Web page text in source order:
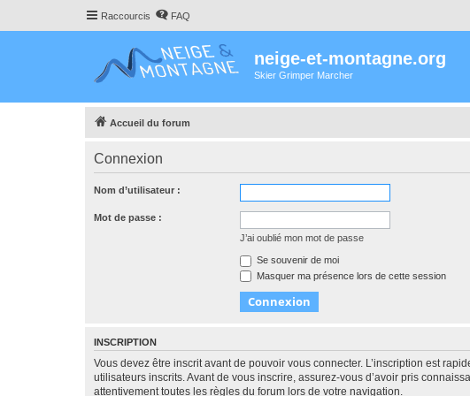
Raccourcis FAQ
neige-et-montagne.org
Skier Grimper Marcher
Accueil du forum
Connexion
Nom d’utilisateur :
Mot de passe :
J’ai oublié mon mot de passe
Se souvenir de moi
Masquer ma présence lors de cette session
INSCRIPTION
Vous devez être inscrit avant de pouvoir vous connecter. L’inscription est
utilisateurs inscrits. Avant de vous inscrire, assurez-vous d’avoir pris
attentivement toutes les règles du forum lors de votre navigation.